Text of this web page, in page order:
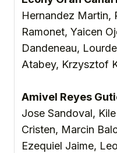
Hernandez Martin,
Ramonet, Yaicen
Dandeneau,
Atabey, Krzysztof
Amivel Reyes
Jose Sandoval,
Cristen, Marcin
Ezequiel Jaime,